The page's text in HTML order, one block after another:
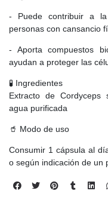
- Puede contribuir a
personas con cansancio
- Aporta compuestos
ayudan a proteger las
🧪 Ingredientes
Extracto de Cordyceps
agua purificada
🥤 Modo de uso
Consumir 1 cápsula al
o según indicación de un